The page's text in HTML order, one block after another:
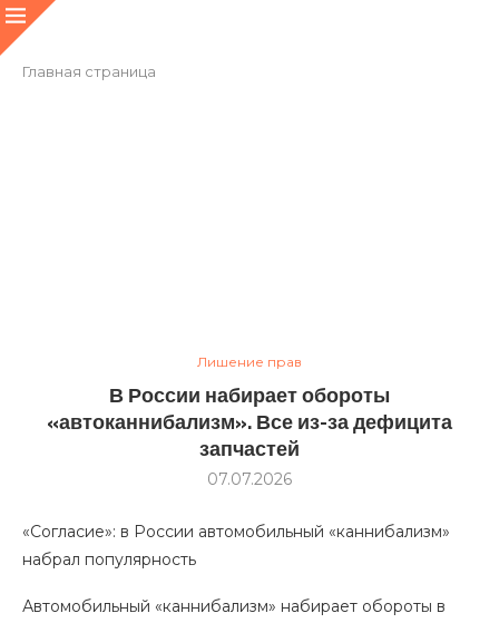
Главная страница
Лишение прав
В России набирает обороты
«автоканнибализм». Все из-за дефицита
запчастей
07.07.2026
«Согласие»: в России автомобильный «каннибализм»
набрал популярность
Автомобильный «каннибализм» набирает обороты в